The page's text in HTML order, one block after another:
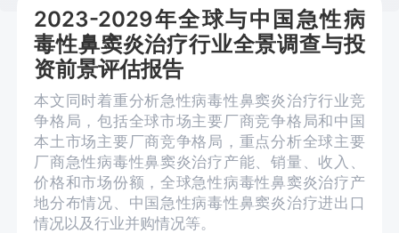
2023-2029年全球与中国急性病
毒性鼻窦炎治疗行业全景调查与投
资前景评估报告
本文同时着重分析急性病毒性鼻窦炎治疗行业竞
争格局，包括全球市场主要厂商竞争格局和中国
本土市场主要厂商竞争格局，重点分析全球主要
厂商急性病毒性鼻窦炎治疗产能、销量、收入、
价格和市场份额，全球急性病毒性鼻窦炎治疗产
地分布情况、中国急性病毒性鼻窦炎治疗进出口
情况以及行业并购情况等。